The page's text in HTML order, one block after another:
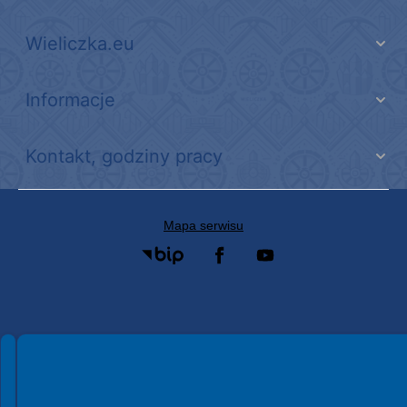
Wieliczka.eu
Informacje
Kontakt, godziny pracy
Mapa serwisu
Spełniamy standardy WCAG 2.2
Spełniamy standardy W3C